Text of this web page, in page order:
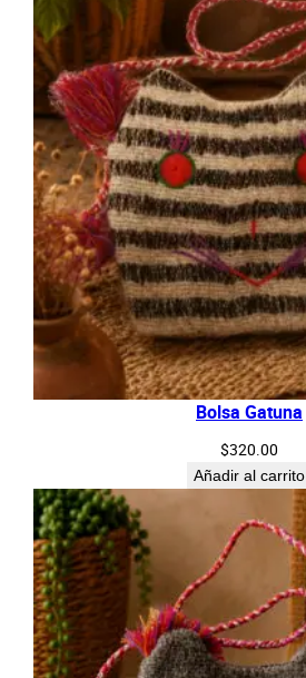
Bolsa Gatuna
$320.00
Añadir al carrito